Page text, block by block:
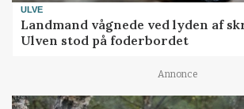
ULVE
Landmand vågnede ved lyden af
Ulven stod på foderbordet
Annonce